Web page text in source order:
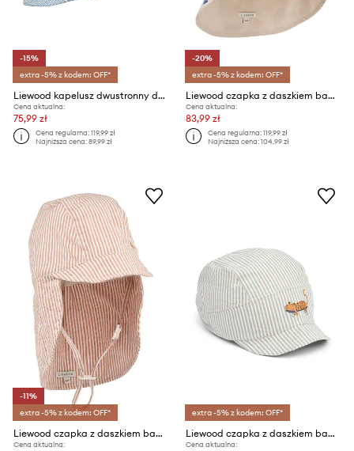
-15%
extra -5% z kodem: OFF*
Liewood kapelusz dwustronny dziecięcy Damon Reversible Bucket Hat
Cena aktualna:
75,99 zł
Cena regularna:119,99 zł
Najniższa cena:89,99 zł
-20%
extra -5% z kodem: OFF*
Liewood czapka z daszkiem bawełniana dziecięca Gorm Reversible Sun Hat With Ears
Cena aktualna:
83,99 zł
Cena regularna:119,99 zł
Najniższa cena:104,99 zł
-11%
extra -5% z kodem: OFF*
Liewood czapka z daszkiem bawełniana dziecięca Cecilia Sun Hat
Cena aktualna:
extra -5% z kodem: OFF*
Liewood czapka z daszkiem bawełniana dziecięca Theon Soft Seersucker Cap
Cena aktualna: